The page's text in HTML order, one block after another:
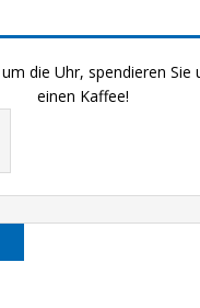
die Uhr, spendieren Sie
einen Kaffee!